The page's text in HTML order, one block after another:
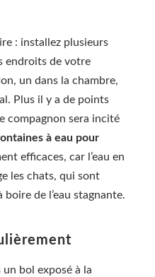
: installez plusieurs
endroits de votre
un dans la chambre,
Plus il y a de points
compagnon sera incité
à eau pour
efficaces, car l’eau en
les chats, qui sont
de l’eau stagnante.
bol exposé à la